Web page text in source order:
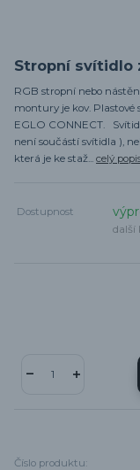
Stropní svítidlo
RGB stropní nebo
montury je kov.
EGLO CONNECT.
není součástí svítidla ),
která je ke staž... celý
Dostupnost
další
Číslo produktu: